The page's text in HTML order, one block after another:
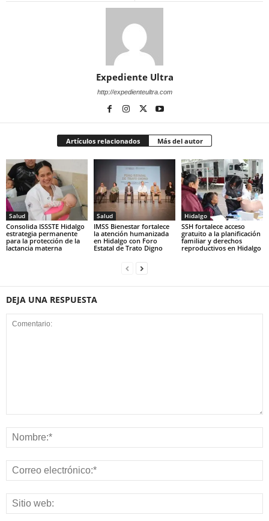
Expediente Ultra
http://expedienteultra.com
Artículos relacionados Más del autor
Salud
Consolida ISSSTE Hidalgo
estrategia permanente
para la protección de la
lactancia materna
Salud
IMSS Bienestar fortalece
la atención humanizada
en Hidalgo con Foro
Estatal de Trato Digno
Hidalgo
SSH fortalece acceso
gratuito a la planificación
familiar y derechos
reproductivos en Hidalgo
DEJA UNA RESPUESTA